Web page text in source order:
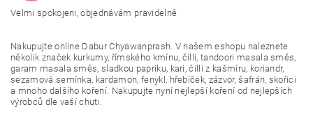
Velmi spokojeni, objednávám pravidelně
Nakupujte online Dabur Chyawanprash. V našem eshopu naleznete
několik značek kurkumy, římského kmínu, čilli, tandoori masala směs,
garam masala směs, sladkou papriku, kari, čilli z kašmíru, koriandr,
sezamová semínka, kardamon, fenykl, hřebíček, zázvor, šafrán, skořici
a mnoho dalšího koření. Nakupujte nyní nejlepší koření od nejlepších
výrobců dle vaší chuti.